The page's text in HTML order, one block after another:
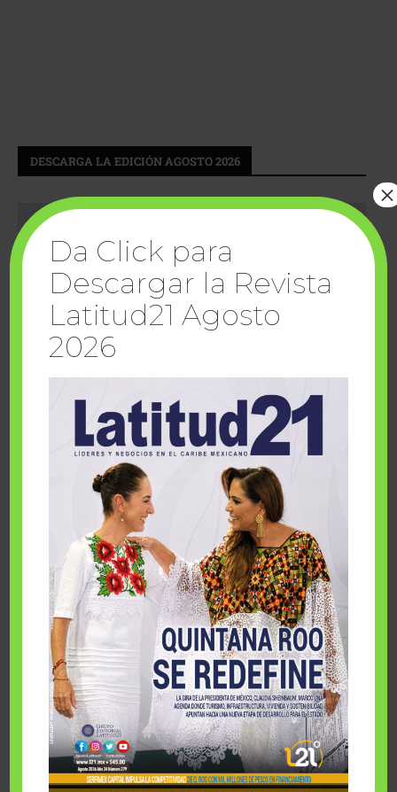
DESCARGA LA EDICIÓN AGOSTO 2026
COLUMNAS EDITORIALES
Da Click para
Descargar la Revista
Latitud21 Agosto
2026
×